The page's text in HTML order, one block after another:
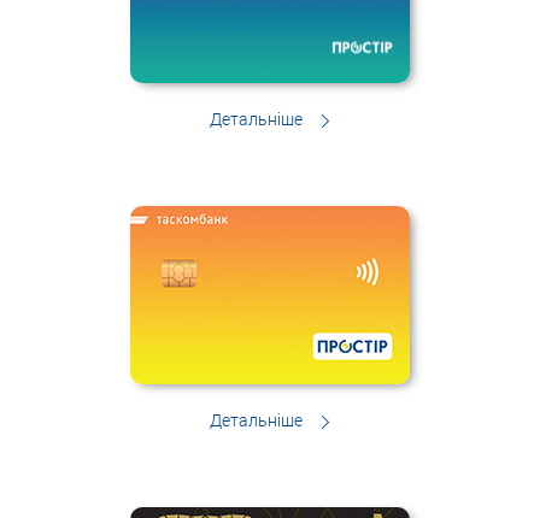
Детальніше
Детальніше